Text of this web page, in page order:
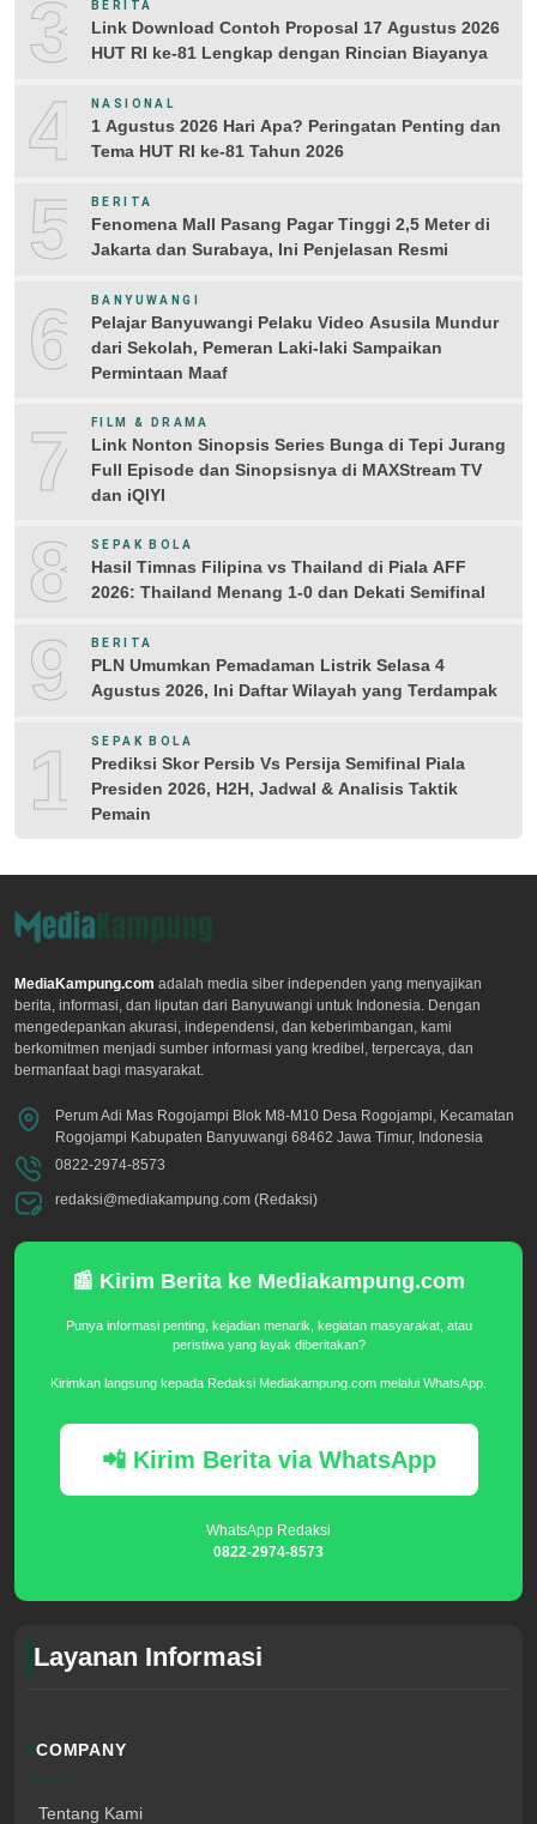
3 BERITA
Link Download Contoh Proposal 17 Agustus 2026
HUT RI ke-81 Lengkap dengan Rincian Biayanya
4 NASIONAL
1 Agustus 2026 Hari Apa? Peringatan Penting dan
Tema HUT RI ke-81 Tahun 2026
5 BERITA
Fenomena Mall Pasang Pagar Tinggi 2,5 Meter di
Jakarta dan Surabaya, Ini Penjelasan Resmi
6 BANYUWANGI
Pelajar Banyuwangi Pelaku Video Asusila Mundur
dari Sekolah, Pemeran Laki-laki Sampaikan
Permintaan Maaf
7 FILM & DRAMA
Link Nonton Sinopsis Series Bunga di Tepi Jurang
Full Episode dan Sinopsisnya di MAXStream TV
dan iQIYI
8 SEPAK BOLA
Hasil Timnas Filipina vs Thailand di Piala AFF
2026: Thailand Menang 1-0 dan Dekati Semifinal
9 BERITA
PLN Umumkan Pemadaman Listrik Selasa 4
Agustus 2026, Ini Daftar Wilayah yang Terdampak
10SEPAK BOLA
Prediksi Skor Persib Vs Persija Semifinal Piala
Presiden 2026, H2H, Jadwal & Analisis Taktik
Pemain
MediaKampung.com adalah media siber independen yang menyajikan
berita, informasi, dan liputan dari Banyuwangi untuk Indonesia. Dengan
mengedepankan akurasi, independensi, dan keberimbangan, kami
berkomitmen menjadi sumber informasi yang kredibel, terpercaya, dan
bermanfaat bagi masyarakat.
Perum Adi Mas Rogojampi Blok M8-M10 Desa Rogojampi, Kecamatan
Rogojampi Kabupaten Banyuwangi 68462 Jawa Timur, Indonesia
0822-2974-8573
redaksi@mediakampung.com (Redaksi)
📰 Kirim Berita ke Mediakampung.com
Punya informasi penting, kejadian menarik, kegiatan masyarakat, atau
peristiwa yang layak diberitakan?
Kirimkan langsung kepada Redaksi Mediakampung.com melalui WhatsApp.
📲 Kirim Berita via WhatsApp
WhatsApp Redaksi
0822-2974-8573
Layanan Informasi
COMPANY
Tentang Kami